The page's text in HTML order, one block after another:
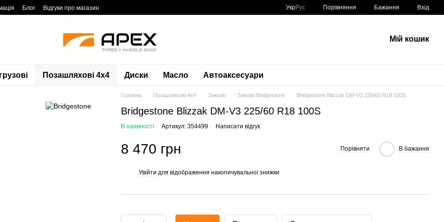
Блог Відгуки про магазин УкрРус Порівняння Бажання Вхід
Мій кошик
Позашляхові 4х4 Диски Масло Автоаксесуари
Головна Позашляхові 4х4 Зимові Зимові Bridgestone Bridgestone Blizzak DM-V3 225/60 R18 100S
Bridgestone Blizzak DM-V3 225/60 R18 100S
В наявності Артикул: 354499 Написати відгук
8 470 грн Порівняти В бажання
Увійти для відображення накопичувальної знижки